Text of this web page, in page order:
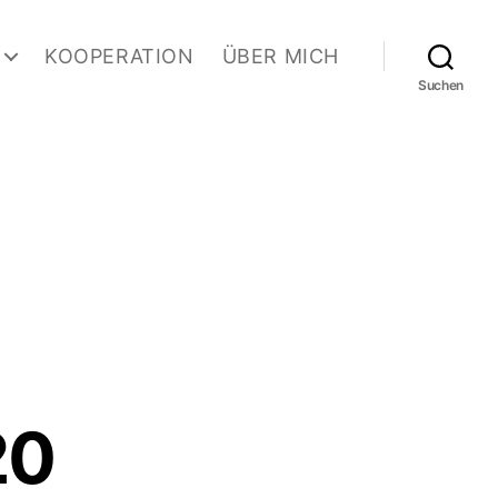
KOOPERATION ÜBER MICH
Suchen